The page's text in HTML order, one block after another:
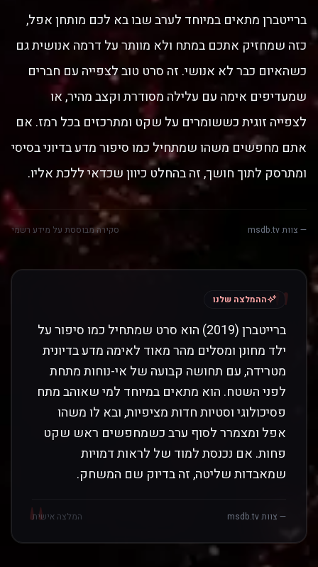
ברייטברן מתאים במיוחד לערב שבו בא לכם מותחן אפל,
כזה שמחזיק אתכם במתח ולא מוותר על דרמה אנושית גם
כשהאיום כבר לא אנושי. זה סרט טוב לצפייה עם חברים
שמעדיפים אימה עם עלילה מסודרת וקצב מהיר, או
לצפייה זוגית כששומרים על שקט ומתרכזים בכל רמז. אם
אתם מחפשים משהו שמתחיל כמו סיפור מדע בדיוני בסיסי
ומתרסק לתוך חושך, זה בהחלט כיוון שכדאי ללכת אליו.
— צוות msdb.tv סקירה מבוססת על מידע רשמי
"
"
ההמלצה שלנו
ברייטברן (2019) הוא סרט שמתחיל כמו סיפור על
ילד מחונן ומסלים מהר מאוד לאימה מדע בדיונית
מטרידה, עם תחושה קבועה של אי-נוחות מתחת
לפני השטח. הוא מתאים במיוחד למי שאוהב מתח
פסיכולוגי וסטיות חדות מציפיות, ובא לו משהו
אפל ומצמרר לסוף ערב כשמחפשים ראש שקט
פחות. אם נכנסת למוד של לראות דמויות
שמאבדות שליטה, זה בדיוק שם המשחק.
— צוות msdb.tv המלצה אישית